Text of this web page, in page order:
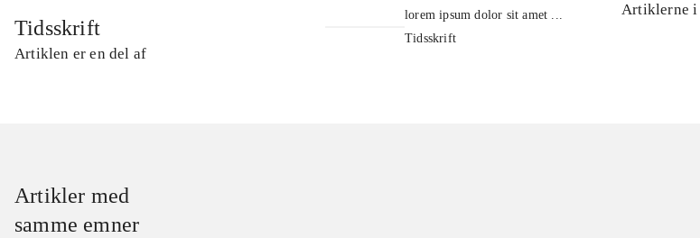
Tidsskrift
Artiklen er en del af
lorem ipsum dolor sit amet ...
Tidsskrift
Artiklerne i
Artikler med
samme emner